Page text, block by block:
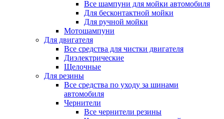
Все шампуни для мойки автомобиля
Для бесконтактной мойки
Для ручной мойки
Мотошампуни
Для двигателя
Все средства для чистки двигателя
Диэлектрические
Щелочные
Для резины
Все средства по уходу за шинами
автомобиля
Чернители
Все чернители резины